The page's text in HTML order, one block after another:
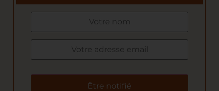
Être notifié